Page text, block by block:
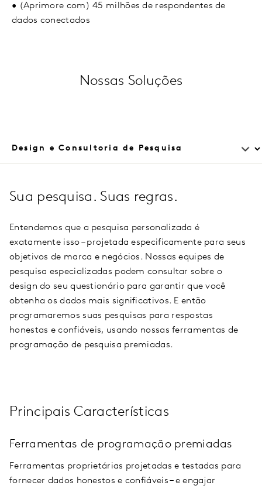
• (Aprimore com) 45 milhões de respondentes de
dados conectados
Nossas Soluções
Sua pesquisa. Suas regras.
Entendemos que a pesquisa personalizada é
exatamente isso – projetada especificamente para seus
objetivos de marca e negócios. Nossas equipes de
pesquisa especializadas podem consultar sobre o
design do seu questionário para garantir que você
obtenha os dados mais significativos. E então
programaremos suas pesquisas para respostas
honestas e confiáveis, usando nossas ferramentas de
programação de pesquisa premiadas.
Principais Características
Ferramentas de programação premiadas
Ferramentas proprietárias projetadas e testadas para
fornecer dados honestos e confiáveis – e engajar